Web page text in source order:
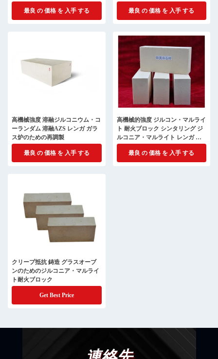
最良 の 価格 を 入手 する
オーブンの用途
最良 の 価格 を 入手 する
高機械強度 溶融ジルコニウム・コ
ーランダム 溶融AZS レンガ ガラ
ス炉のための再調製
最良 の 価格 を 入手 する
高機械的強度 ジルコン・マルライ
ト 耐火ブロック シンタリング ジ
ルコニア・マルライト レンガ ガ
ラス炉用
最良 の 価格 を 入手 する
クリープ抵抗 鋳造 グラスオーブ
ンのためのジルコニア・マルライ
ト耐火ブロック
Get Best Price